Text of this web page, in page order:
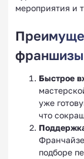
мероприятия и
франшизы
Быстрое
уже
что
подборе